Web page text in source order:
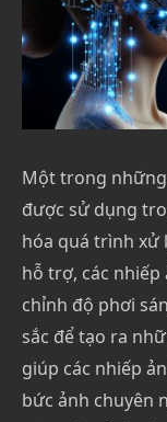
Một trong
được sử dụng
hóa quá trình xử
hỗ trợ, các
chỉnh độ phơi
sắc để tạo ra
giúp các nhiếp
bức ảnh chuyên